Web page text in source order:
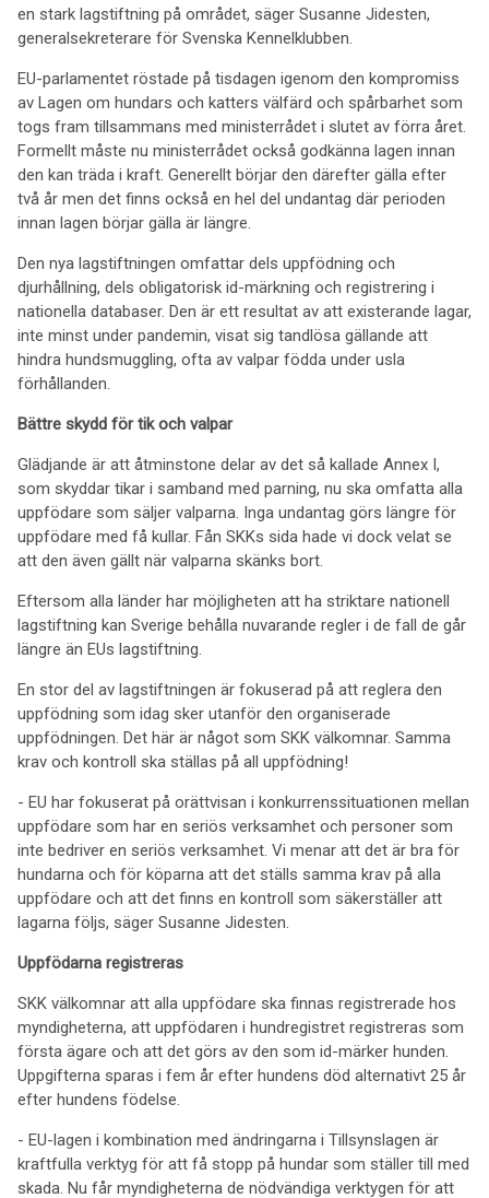
en stark lagstiftning på området, säger Susanne Jidesten,
generalsekreterare för Svenska Kennelklubben.
EU-parlamentet röstade på tisdagen igenom den kompromiss
av Lagen om hundars och katters välfärd och spårbarhet som
togs fram tillsammans med ministerrådet i slutet av förra året.
Formellt måste nu ministerrådet också godkänna lagen innan
den kan träda i kraft. Generellt börjar den därefter gälla efter
två år men det finns också en hel del undantag där perioden
innan lagen börjar gälla är längre.
Den nya lagstiftningen omfattar dels uppfödning och
djurhållning, dels obligatorisk id-märkning och registrering i
nationella databaser. Den är ett resultat av att existerande lagar,
inte minst under pandemin, visat sig tandlösa gällande att
hindra hundsmuggling, ofta av valpar födda under usla
förhållanden.
Bättre skydd för tik och valpar
Glädjande är att åtminstone delar av det så kallade Annex I,
som skyddar tikar i samband med parning, nu ska omfatta alla
uppfödare som säljer valparna. Inga undantag görs längre för
uppfödare med få kullar. Fån SKKs sida hade vi dock velat se
att den även gällt när valparna skänks bort.
Eftersom alla länder har möjligheten att ha striktare nationell
lagstiftning kan Sverige behålla nuvarande regler i de fall de går
längre än EUs lagstiftning.
En stor del av lagstiftningen är fokuserad på att reglera den
uppfödning som idag sker utanför den organiserade
uppfödningen. Det här är något som SKK välkomnar. Samma
krav och kontroll ska ställas på all uppfödning!
- EU har fokuserat på orättvisan i konkurrenssituationen mellan
uppfödare som har en seriös verksamhet och personer som
inte bedriver en seriös verksamhet. Vi menar att det är bra för
hundarna och för köparna att det ställs samma krav på alla
uppfödare och att det finns en kontroll som säkerställer att
lagarna följs, säger Susanne Jidesten.
Uppfödarna registreras
SKK välkomnar att alla uppfödare ska finnas registrerade hos
myndigheterna, att uppfödaren i hundregistret registreras som
första ägare och att det görs av den som id-märker hunden.
Uppgifterna sparas i fem år efter hundens död alternativt 25 år
efter hundens födelse.
- EU-lagen i kombination med ändringarna i Tillsynslagen är
kraftfulla verktyg för att få stopp på hundar som ställer till med
skada. Nu får myndigheterna de nödvändiga verktygen för att